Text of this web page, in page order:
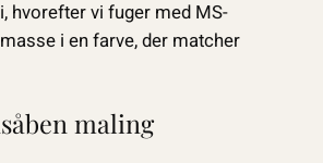
hvorefter vi fuger med MS-
i en farve, der matcher
maling